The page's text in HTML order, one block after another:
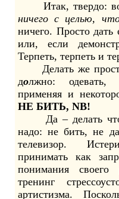
Итак, твердо: во
ничего с целью,
ничего. Просто дать
или, если
Терпеть, терпеть и
Делать же
должно: одевать,
применяя и
НЕ БИТЬ, NB!
Да – делать что
надо: не бить, не
телевизор.
принимать как
понимания своего
тренинг
артистизма.